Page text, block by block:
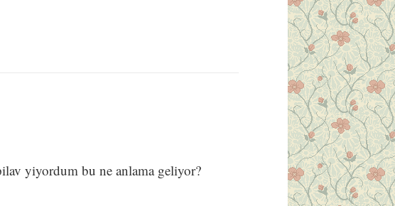
yiyordum bu ne anlama geliyor?